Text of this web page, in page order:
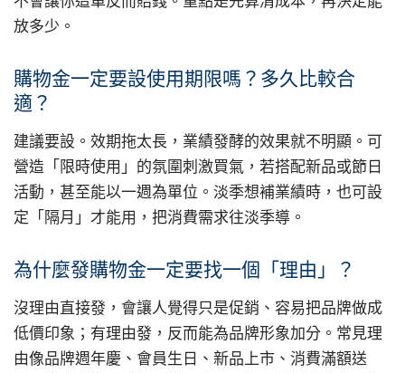
放多少。
購物金一定要設使用期限嗎？多久比較合
適？
建議要設。效期拖太長，業績發酵的效果就不明顯。可
營造「限時使用」的氛圍刺激買氣，若搭配新品或節日
活動，甚至能以一週為單位。淡季想補業績時，也可設
定「隔月」才能用，把消費需求往淡季導。
為什麼發購物金一定要找一個「理由」？
沒理由直接發，會讓人覺得只是促銷、容易把品牌做成
低價印象；有理由發，反而能為品牌形象加分。常見理
由像品牌週年慶、會員生日、新品上市、消費滿額送